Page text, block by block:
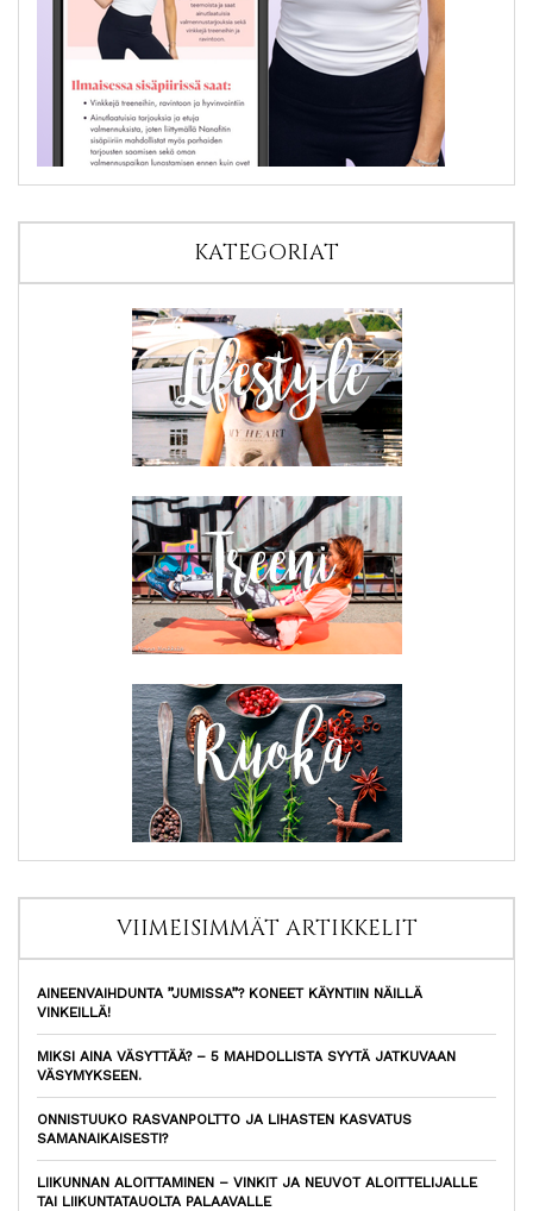
KATEGORIAT
VIIMEISIMMÄT ARTIKKELIT
AINEENVAIHDUNTA ”JUMISSA”? KONEET KÄYNTIIN NÄILLÄ
VINKEILLÄ!
MIKSI AINA VÄSYTTÄÄ? – 5 MAHDOLLISTA SYYTÄ JATKUVAAN
VÄSYMYKSEEN.
ONNISTUUKO RASVANPOLTTO JA LIHASTEN KASVATUS
SAMANAIKAISESTI?
LIIKUNNAN ALOITTAMINEN – VINKIT JA NEUVOT ALOITTELIJALLE
TAI LIIKUNTATAUOLTA PALAAVALLE